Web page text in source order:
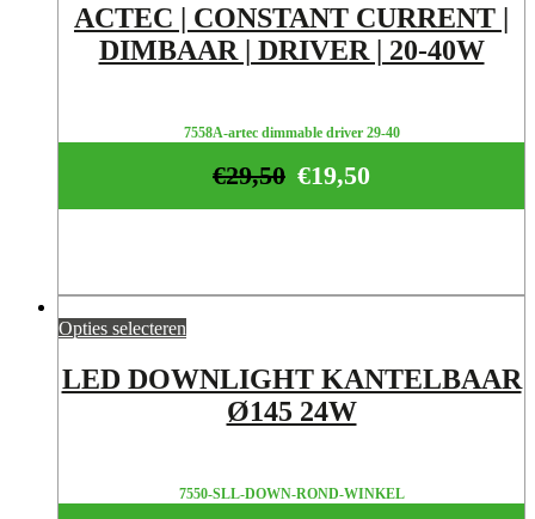
ACTEC | CONSTANT CURRENT |
DIMBAAR | DRIVER | 20-40W
7558A-artec dimmable driver 29-40
€19,50
€29,50
Opties selecteren
LED DOWNLIGHT KANTELBAAR
Ø145 24W
7550-SLL-DOWN-ROND-WINKEL